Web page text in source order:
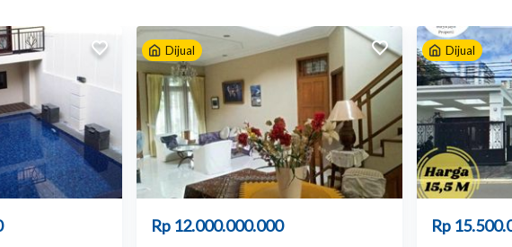
Dijual
Rp 12.000.000.000
Dijual
Rp